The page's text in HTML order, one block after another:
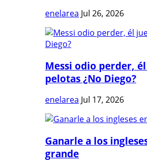
enelarea Jul 26, 2026
Messi odio perder,
pelotas ¿No Diego?
enelarea Jul 17, 2026
Ganarle a los
grande